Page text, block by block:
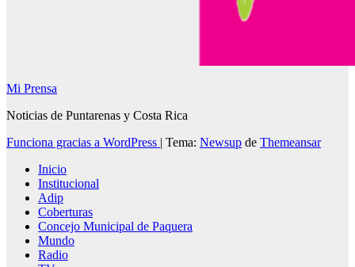
Mi Prensa
Noticias de Puntarenas y Costa Rica
Funciona gracias a WordPress | Tema: Newsup de Themeansar
Inicio
Institucional
Adip
Coberturas
Concejo Municipal de Paquera
Mundo
Radio